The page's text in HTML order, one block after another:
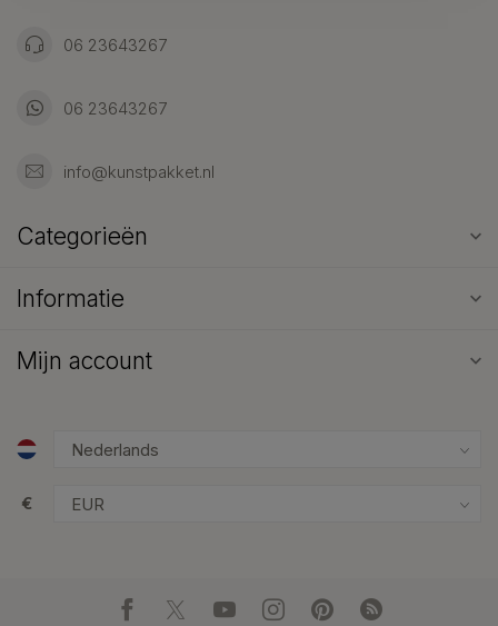
06 23643267
06 23643267
info@kunstpakket.nl
Categorieën
Informatie
Mijn account
€